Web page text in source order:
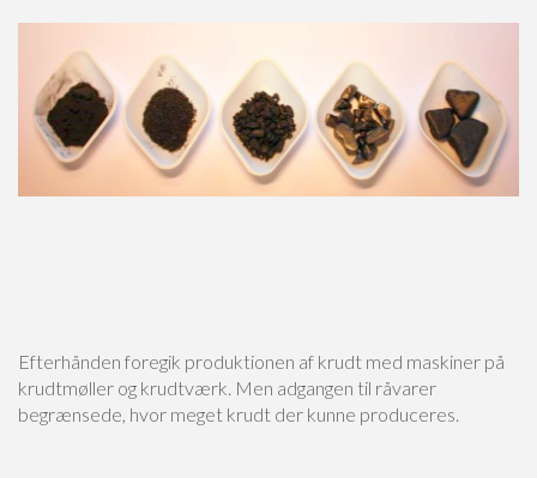
Efterhånden foregik produktionen af krudt med maskiner på
krudtmøller og krudtværk. Men adgangen til råvarer
begrænsede, hvor meget krudt der kunne produceres.